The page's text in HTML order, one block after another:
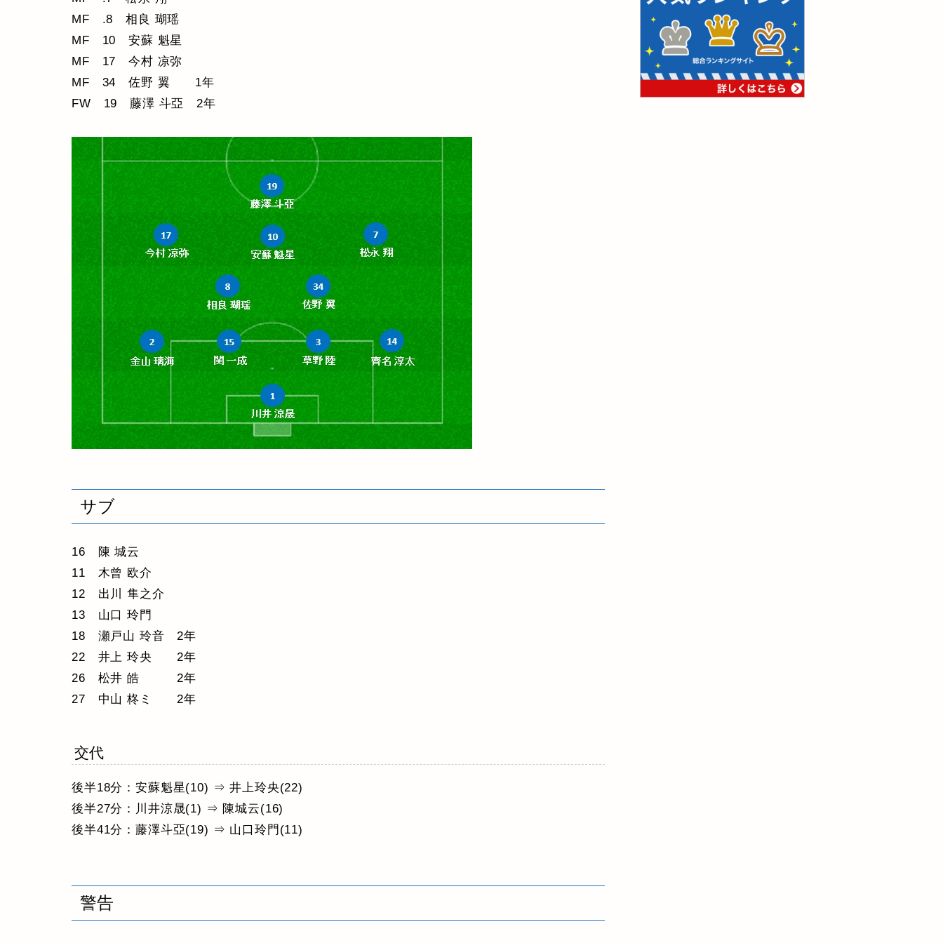
MF .8 相良 瑚瑶
MF 10 安蘇 魁星
MF 17 今村 凉弥
MF 34 佐野 翼 1年
FW 19 藤澤 斗亞 2年
サブ
16 陳 城云
11 木曾 欧介
12 出川 隼之介
13 山口 玲門
18 瀬戸山 玲音 2年
22 井上 玲央 2年
26 松井 皓 2年
27 中山 柊ミ 2年
交代
後半18分：安蘇魁星(10) ⇒ 井上玲央(22)
後半27分：川井涼晟(1) ⇒ 陳城云(16)
後半41分：藤澤斗亞(19) ⇒ 山口玲門(11)
警告